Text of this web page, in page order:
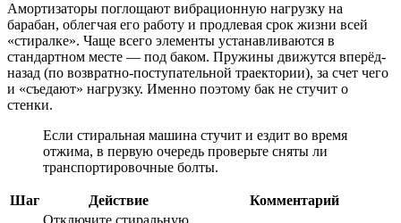
Амортизаторы поглощают вибрационную нагрузку на
барабан, облегчая его работу и продлевая срок жизни всей
«стиралке». Чаще всего элементы устанавливаются в
стандартном месте — под баком. Пружины движутся вперёд-
назад (по возвратно-поступательной траектории), за счет чего
и «съедают» нагрузку. Именно поэтому бак не стучит о
стенки.
Если стиральная машина стучит и ездит во время
отжима, в первую очередь проверьте сняты ли
транспортировочные болты.
Шаг Действие Комментарий